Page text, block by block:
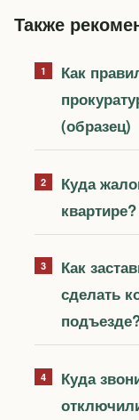
Также
Как
(образец)
Куда
квартире?
Как
сделать
Куда